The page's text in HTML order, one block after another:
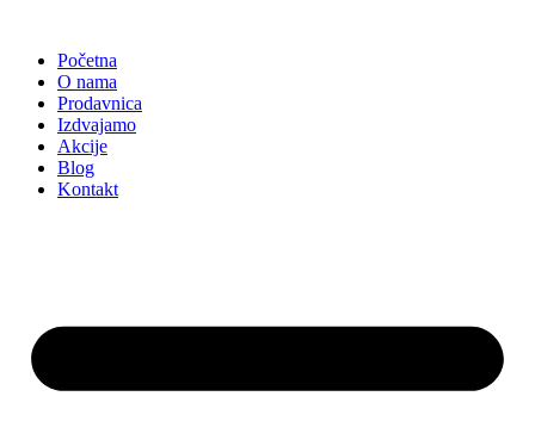
sadržajPočetna
O nama
Prodavnica
Izdvajamo
Akcije
Blog
Kontakt